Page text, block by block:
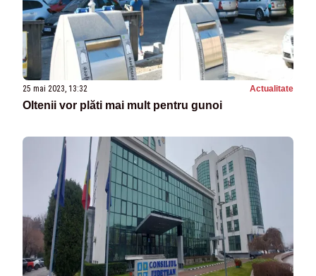
25 mai 2023, 13:32 Actualitate
Oltenii vor plăti mai mult pentru gunoi